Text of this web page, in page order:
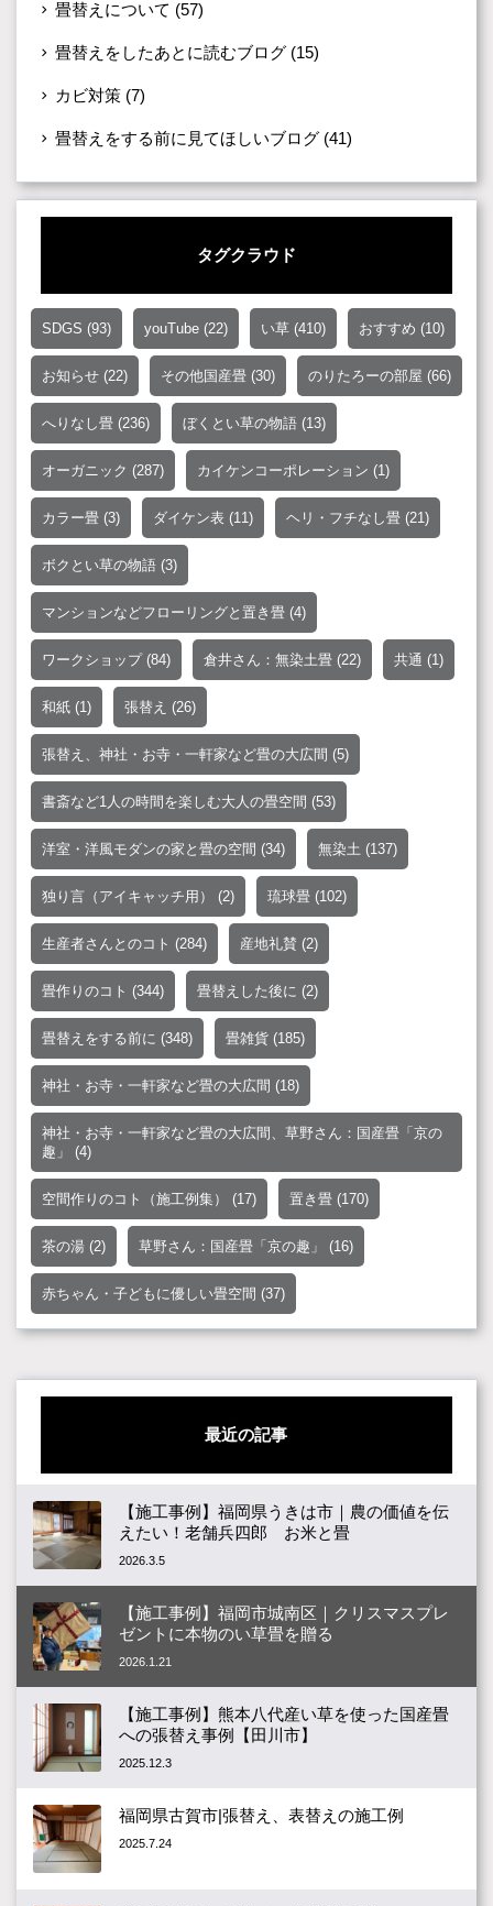
畳替えについて (57)
畳替えをしたあとに読むブログ (15)
カビ対策 (7)
畳替えをする前に見てほしいブログ (41)
タグクラウド
SDGS (93) youTube (22) い草 (410) おすすめ (10)
お知らせ (22) その他国産畳 (30) のりたろーの部屋 (66)
へりなし畳 (236) ぼくとい草の物語 (13)
オーガニック (287) カイケンコーポレーション (1)
カラー畳 (3) ダイケン表 (11) ヘリ・フチなし畳 (21)
ボクとい草の物語 (3)
マンションなどフローリングと置き畳 (4)
ワークショップ(84) 倉井さん：無染土畳 (22) 共通 (1)
和紙 (1) 張替え (26)
張替え、神社・お寺・一軒家など畳の大広間 (5)
書斎など1人の時間を楽しむ大人の畳空間 (53)
洋室・洋風モダンの家と畳の空間 (34) 無染土 (137)
独り言（アイキャッチ用） (2) 琉球畳 (102)
生産者さんとのコト (284) 産地礼賛 (2)
畳作りのコト (344) 畳替えした後に (2)
畳替えをする前に (348) 畳雑貨 (185)
神社・お寺・一軒家など畳の大広間 (18)
神社・お寺・一軒家など畳の大広間、草野さん：国産畳「京の
趣」
(4)
空間作りのコト（施工例集） (17) 置き畳 (170)
茶の湯 (2) 草野さん：国産畳「京の趣」 (16)
赤ちゃん・子どもに優しい畳空間 (37)
最近の記事
【施工事例】福岡県うきは市｜農の価値を伝
えたい！老舗兵四郎 お米と畳
2026.3.5
【施工事例】福岡市城南区｜クリスマスプレ
ゼントに本物のい草畳を贈る
2026.1.21
【施工事例】熊本八代産い草を使った国産畳
への張替え事例【田川市】
2025.12.3
福岡県古賀市|張替え、表替えの施工例
2025.7.24